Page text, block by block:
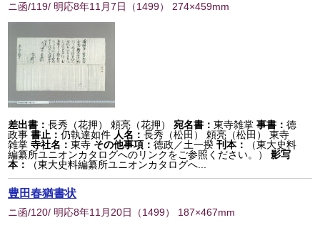
ニ函/119/ 明応8年11月7日 （1499） 274×459mm
差出書：長秀（花押） 頼亮（花押） 宛名書：東寺雑掌 事書：徳
政事書止：仍執達如件 人名：長秀（松田） 頼亮（松田） 東寺
雑掌 寺社名：東寺 その他事項：徳政／土一揆 刊本：
（東大史料
編纂所ユニオンカタログへのリンクをご参照ください。）
影写
本：
（東大史料編纂所ユニオンカタログへ...
豊田春猶書状
ニ函/120/ 明応8年11月20日 （1499） 187×467mm